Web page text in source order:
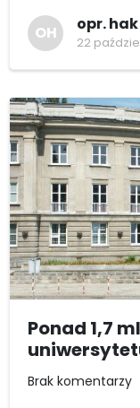
OH opr. hak
22
Ponad 1,7
Brak komentarzy